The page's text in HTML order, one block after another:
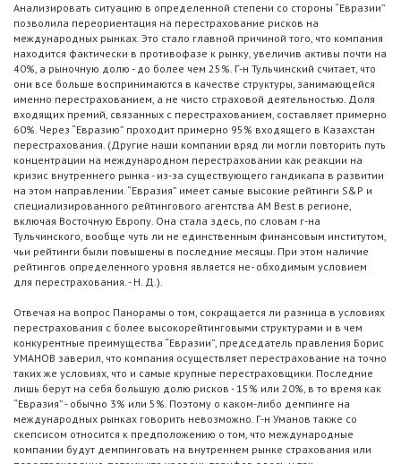
Анализировать ситуацию в определенной степени со стороны “Евразии”
позволила переориентация на перестрахование рисков на
международных рынках. Это стало главной причиной того, что компания
находится фактически в противофазе к рынку, увеличив активы почти на
40%, а рыночную долю - до более чем 25%. Г-н Тульчинский считает, что
они все больше воспринимаются в качестве структуры, занимающейся
именно перестрахованием, а не чисто страховой деятельностью. Доля
входящих премий, связанных с перестрахованием, составляет примерно
60%. Через “Евразию” проходит примерно 95% входящего в Казахстан
перестрахования. (Другие наши компании вряд ли могли повторить путь
концентрации на международном перестраховании как реакции на
кризис внутреннего рынка - из-за существующего гандикапа в развитии
на этом направлении. “Евразия” имеет самые высокие рейтинги S&P и
специализированного рейтингового агентства AM Best в регионе,
включая Восточную Европу. Она стала здесь, по словам г-на
Тульчинского, вообще чуть ли не единственным финансовым институтом,
чьи рейтинги были повышены в последние месяцы. При этом наличие
рейтингов определенного уровня является не- обходимым условием
для перестрахования. - Н. Д.).
Отвечая на вопрос Панорамы о том, сокращается ли разница в условиях
перестрахования с более высокорейтинговыми структурами и в чем
конкурентные преимущества “Евразии”, председатель правления Борис
УМАНОВ заверил, что компания осуществляет перестрахование на точно
таких же условиях, что и самые крупные перестраховщики. Последние
лишь берут на себя большую долю рисков - 15% или 20%, в то время как
“Евразия” - обычно 3% или 5%. Поэтому о каком-либо демпинге на
международных рынках говорить невозможно. Г-н Уманов также со
скепсисом относится к предположению о том, что международные
компании будут демпинговать на внутреннем рынке страхования или